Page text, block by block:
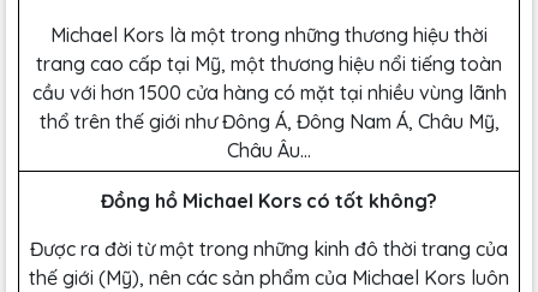
Michael Kors là một trong những thương hiệu thời
trang cao cấp tại Mỹ, một thương hiệu nổi tiếng toàn
cầu với hơn 1500 cửa hàng có mặt tại nhiều vùng lãnh
thổ trên thế giới như Đông Á, Đông Nam Á, Châu Mỹ,
Châu Âu…
Đồng hồ Michael Kors có tốt không?
Được ra đời từ một trong những kinh đô thời trang của
thế giới (Mỹ), nên các sản phẩm của Michael Kors luôn